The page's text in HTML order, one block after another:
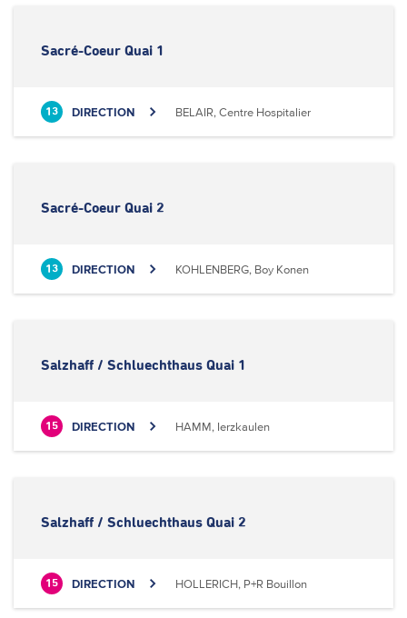
Sacré-Coeur Quai 1
13 DIRECTION BELAIR, Centre Hospitalier
Sacré-Coeur Quai 2
13 DIRECTION KOHLENBERG, Boy Konen
Salzhaff / Schluechthaus Quai 1
15 DIRECTION HAMM, Ierzkaulen
Salzhaff / Schluechthaus Quai 2
15 DIRECTION HOLLERICH, P+R Bouillon